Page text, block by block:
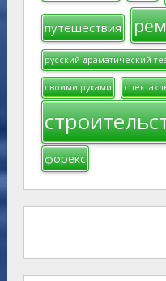
путешествия
русский драматический
своими руками
форекс